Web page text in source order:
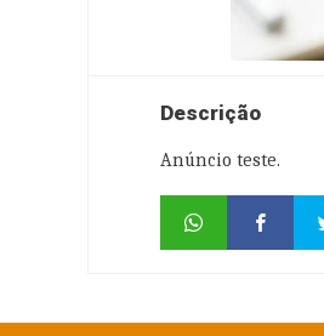
Descrição
Anúncio teste.